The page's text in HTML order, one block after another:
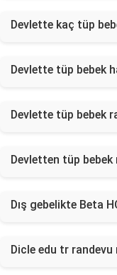
Devlette kaç tüp
Devlette tüp bebek
Devlette tüp bebek
Devletten tüp bebek
Dış gebelikte Beta
Dicle edu tr randevu